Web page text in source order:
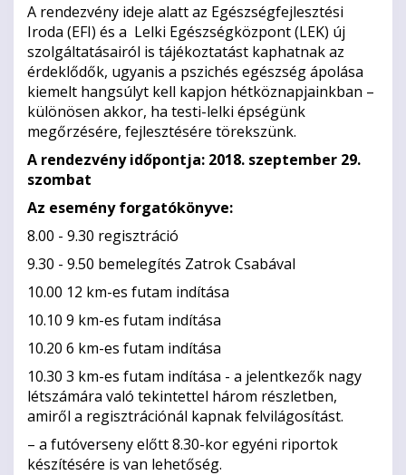
A rendezvény ideje alatt az Egészségfejlesztési
Iroda (EFI) és a Lelki Egészségközpont (LEK) új
szolgáltatásairól is tájékoztatást kaphatnak az
érdeklődők, ugyanis a pszichés egészség ápolása
kiemelt hangsúlyt kell kapjon hétköznapjainkban –
különösen akkor, ha testi-lelki épségünk
megőrzésére, fejlesztésére törekszünk.
A rendezvény időpontja: 2018. szeptember 29.
szombat
Az esemény forgatókönyve:
8.00 - 9.30 regisztráció
9.30 - 9.50 bemelegítés Zatrok Csabával
10.00 12 km-es futam indítása
10.10 9 km-es futam indítása
10.20 6 km-es futam indítása
10.30 3 km-es futam indítása - a jelentkezők nagy
létszámára való tekintettel három részletben,
amiről a regisztrációnál kapnak felvilágosítást.
– a futóverseny előtt 8.30-kor egyéni riportok
készítésére is van lehetőség.